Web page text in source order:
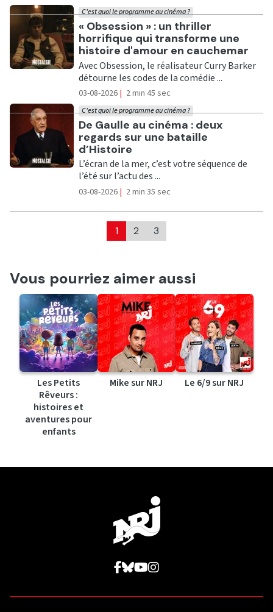
Ecouter
« Obsession » : un thriller
horrifique qui transforme une
histoire d'amour en cauchemar
C'est quoi le programme au cinéma ?
Avec Obsession, le réalisateur Curry Barker
détourne les codes de la comédie ...
03-08-2026 | 2 min 45 sec
Ecouter
De Gaulle au cinéma : deux
regards sur une bataille
d’Histoire
C'est quoi le programme au cinéma ?
L’écran de la mer, c’est votre séquence de
l’été sur l’actu des ...
03-08-2026 | 2 min 35 sec
1 2 3
Vous pourriez aimer aussi
Les Petits
Rêveurs :
histoires et
aventures pour
enfants
Mike sur NRJ Le 6/9 sur NRJ